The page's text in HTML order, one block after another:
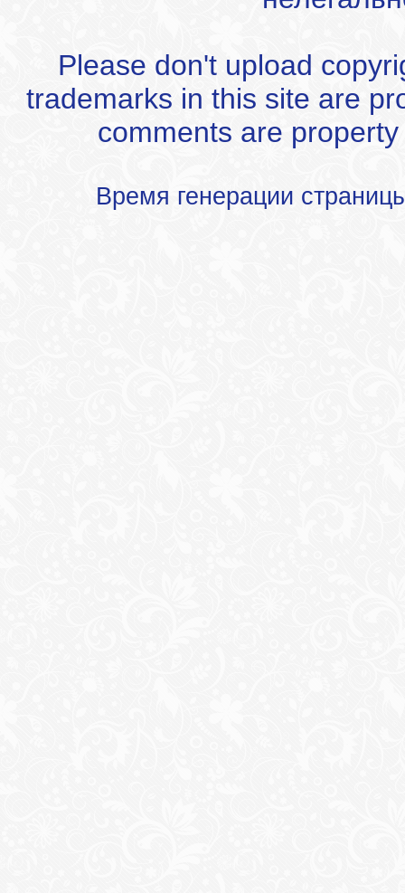
Please don't upload
trademarks in this site are
comments are
Время генерации